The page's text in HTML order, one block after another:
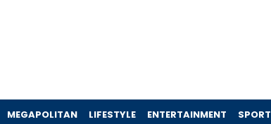
MEGAPOLITAN LIFESTYLE ENTERTAINMENT SPORT